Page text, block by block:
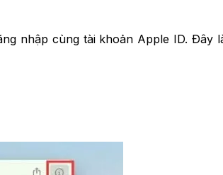
nhập cùng tài khoản Apple ID. Đây